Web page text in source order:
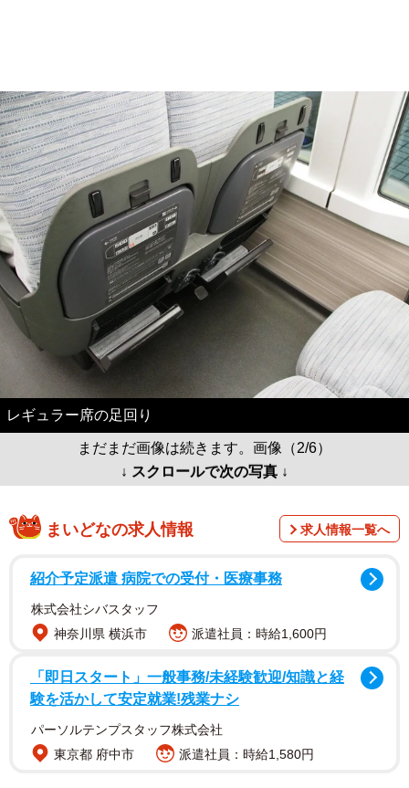
レギュラー席の足回り
まだまだ画像は続きます。画像（2/6）
↓ スクロールで次の写真 ↓
まいどなの求人情報 求人情報一覧へ
紹介予定派遣 病院での受付・医療事務
株式会社シバスタッフ
神奈川県 横浜市
派遣社員：時給1,600円
「即日スタート」一般事務/未経験歓迎/知識と経
験を活かして安定就業!残業ナシ
パーソルテンプスタッフ株式会社
東京都 府中市
派遣社員：時給1,580円